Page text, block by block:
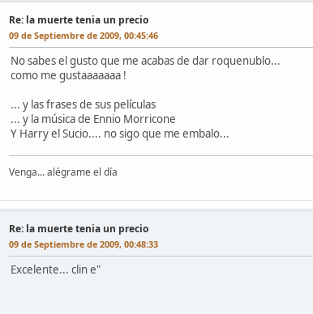
Re: la muerte tenia un precio
09 de Septiembre de 2009, 00:45:46
No sabes el gusto que me acabas de dar roquenublo...
como me gustaaaaaaa !
... y las frases de sus películas
... y la música de Ennio Morricone
Y Harry el Sucio.... no sigo que me embalo...
Venga... alégrame el día
Re: la muerte tenia un precio
09 de Septiembre de 2009, 00:48:33
Excelente... clin e"